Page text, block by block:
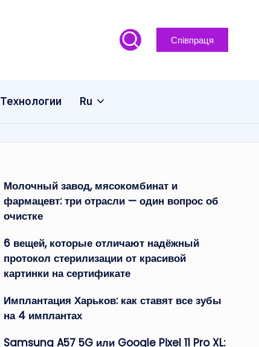
Співпраця
Технологии Ru
Молочный завод, мясокомбинат и
фармацевт: три отрасли — один вопрос об
очистке
6 вещей, которые отличают надёжный
протокол стерилизации от красивой
картинки на сертификате
Имплантация Харьков: как ставят все зубы
на 4 имплантах
Samsung A57 5G или Google Pixel 11 Pro XL: